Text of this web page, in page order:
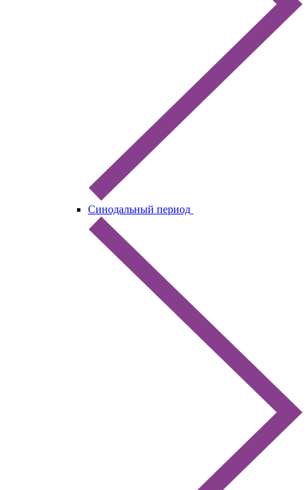
Синодальный период